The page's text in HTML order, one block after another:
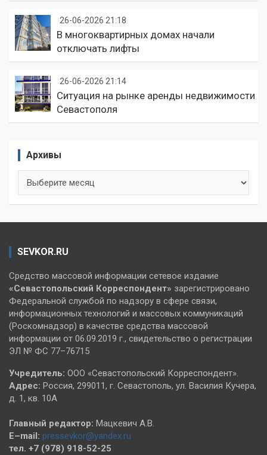
26-06-2026 21:18
В многоквартирных домах начали
отключать лифты
26-06-2026 21:14
Ситуация на рынке аренды недвижимости
Севастополя
Архивы
SEVKOR.RU
Средство массовой информации сетевое издание
«Севастопольский Корреспондент» зарегистрировано
Федеральной службой по надзору в сфере связи,
информационных технологий и массовых коммуникаций
(Роскомнадзор) в качестве средства массовой
информации от 06.09.2019 г., свидетельство о регистрации
ЭЛ № ФС 77–76715
Учредитель: ООО «Севастопольский Корреспондент».
Адрес: Россия, 299011, г. Севастополь, ул. Василия Кучера,
д. 1, кв. 10А
Главный редактор: Мацкевич А.В.
E–mail: pressevkor@yandex.ru
тел. +7 (978) 918-52-25